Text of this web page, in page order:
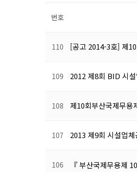
번호
110 [공고 2014-3호] 제
109 2012 제8회 BID 시
108 제10회부산국제무용
107 2013 제9회 시설업
106 『 부산국제무용제